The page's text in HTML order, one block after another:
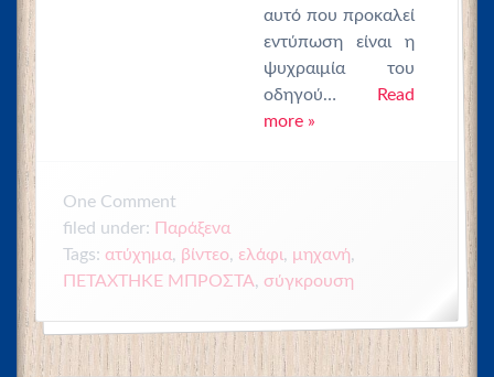
αυτό που προκαλεί
εντύπωση είναι η
ψυχραιμία του
οδηγού… Read
more »
OneComment
filed under: Παράξενα
Tags: ατύχημα, βίντεο, ελάφι, μηχανή,
ΠΕΤΑΧΤΗΚΕ ΜΠΡΟΣΤΑ, σύγκρουση